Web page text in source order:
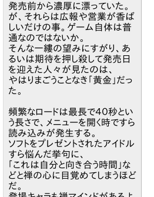
発売前から濃厚に漂っていた。
が、それらは広報や営業が香ば
しいだけの事。ゲーム自体は普
通なのではないか。
そんな一縷の望みにすがり、あ
るいは期待を押し殺して発売日
を迎えた人々が見たのは、
やはりまごうことなき「黄金」だっ
た。
頻繁なロードは最長で４０秒とい
う長さで、メニューを開く時ですら
読み込みが発生する。
ソフトをプレゼントされたアイドル
すら悩んだ挙句に、
「これは自分と向き合う時間」な
どと禅の心に目覚めてしまうほど
だ。